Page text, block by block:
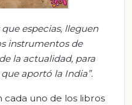
especias, lleguen
instrumentos de
la actualidad, para
que aportó la India”.
cada uno de los libros